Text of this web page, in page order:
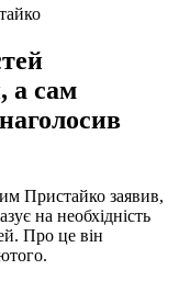
а сам
Пристайко заявив,
на необхідність
Про це він